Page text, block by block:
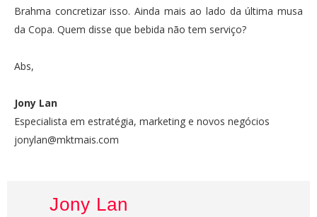
Brahma concretizar isso. Ainda mais ao lado da última musa
da Copa. Quem disse que bebida não tem serviço?
Abs,
Jony Lan
Especialista em estratégia, marketing e novos negócios
jonylan@mktmais.com
Jony Lan